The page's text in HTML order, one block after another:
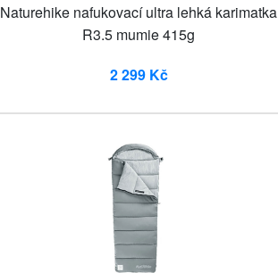
Naturehike nafukovací ultra lehká karimatka
R3.5 mumie 415g
2 299 Kč